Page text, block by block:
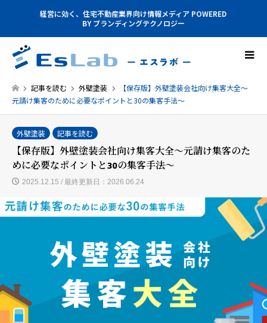
経営に効く、住宅不動産業界向け情報メディア POWERED
BY ブランディングテクノロジー
記事を読む 外壁塗装
【保存版】外壁塗装会社向け集客大全～
元請け集客のために必要なポイントと30の集客手法～
外壁塗装 記事を読む
【保存版】外壁塗装会社向け集客大全～元請け集客のた
めに必要なポイントと30の集客手法～
2025.12.15 / 最終更新日：2026.06.24